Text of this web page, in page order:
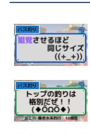
バス釣り
バス釣り